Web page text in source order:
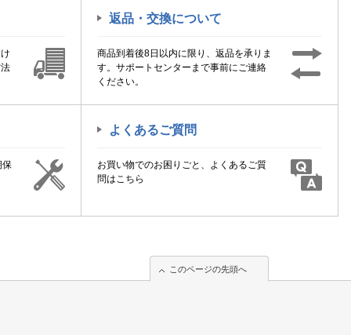
返品・交換について
商品到着後8日以内に限り、返品を承りま
す。サポートセンターまで事前にご連絡
ください。
保
よくあるご質問
お買い物でのお困りごと、よくあるご質
問はこちら
このページの先頭へ
このページの先頭へ